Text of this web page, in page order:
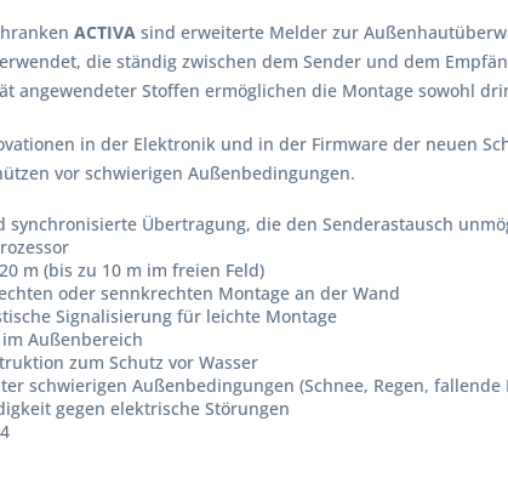
ACTIVA sind erweiterte Melder zur
die ständig zwischen dem Sender und dem
angewendeter Stoffen ermöglichen die Montage sowohl
in der Elektronik und in der Firmware der neuen
vor schwierigen Außenbedingungen.
synchronisierte Übertragung, die den Senderastausch
m (bis zu 10 m im freien Feld)
oder sennkrechten Montage an der Wand
Signalisierung für leichte Montage
Außenbereich
zum Schutz vor Wasser
schwierigen Außenbedingungen (Schnee, Regen, fallende
gegen elektrische Störungen